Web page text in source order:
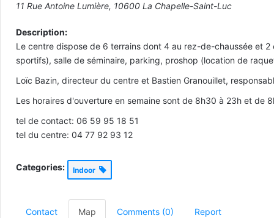
11 Rue Antoine Lumière, 10600 La Chapelle-Saint-Luc
Description:
Le centre dispose de 6 terrains dont 4 au rez-de-chaussée et
sportifs), salle de séminaire, parking, proshop (location de
Loïc Bazin, directeur du centre et Bastien Granouillet,
Les horaires d'ouverture en semaine sont de 8h30 à 23h et de
tel de contact: 06 59 95 18 51
tel du centre: 04 77 92 93 12
Categories: Indoor
Contact Map Comments (0) Report